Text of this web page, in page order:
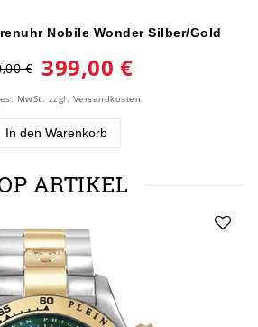
Nobile Wonder Silber/Gold
€ 399,00 €
MwSt. zzgl. Versandkosten
In den Warenkorb
ARTIKEL